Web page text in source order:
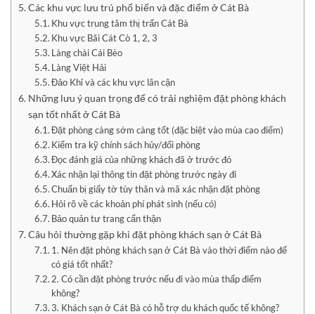
Các khu vực lưu trú phổ biến và đặc điểm ở Cát Bà
Khu vực trung tâm thị trấn Cát Bà
Khu vực Bãi Cát Cò 1, 2, 3
Làng chài Cái Bèo
Làng Việt Hải
Đảo Khỉ và các khu vực lân cận
Những lưu ý quan trọng để có trải nghiệm đặt phòng khách
sạn tốt nhất ở Cát Bà
Đặt phòng càng sớm càng tốt (đặc biệt vào mùa cao điểm)
Kiểm tra kỹ chính sách hủy/đổi phòng
Đọc đánh giá của những khách đã ở trước đó
Xác nhận lại thông tin đặt phòng trước ngày đi
Chuẩn bị giấy tờ tùy thân và mã xác nhận đặt phòng
Hỏi rõ về các khoản phí phát sinh (nếu có)
Bảo quản tư trang cẩn thận
Câu hỏi thường gặp khi đặt phòng khách sạn ở Cát Bà
1. Nên đặt phòng khách sạn ở Cát Bà vào thời điểm nào để
có giá tốt nhất?
2. Có cần đặt phòng trước nếu đi vào mùa thấp điểm
không?
3. Khách sạn ở Cát Bà có hỗ trợ du khách quốc tế không?